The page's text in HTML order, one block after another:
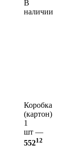
В
наличии
Коробка
(картон)
1
шт —
55212